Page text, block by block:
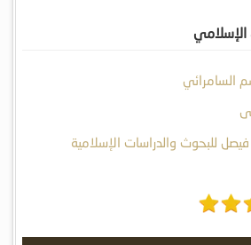
الإسلامي
السامرائي
للبحوث والدراسات الإسلامية